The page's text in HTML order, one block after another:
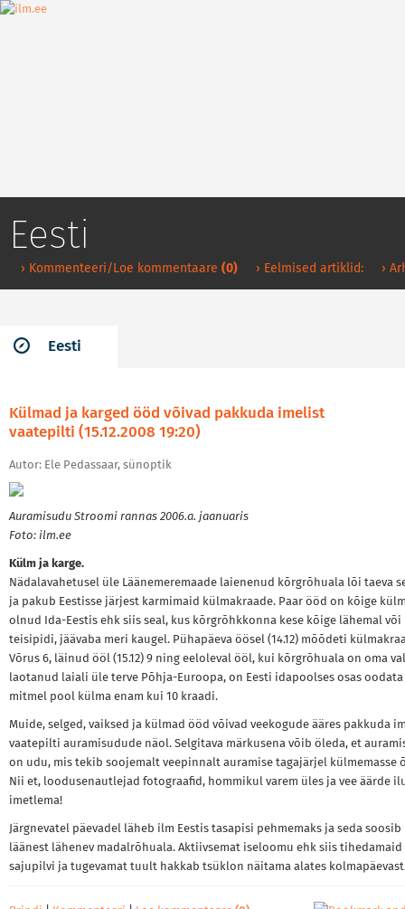
Eesti
› Kommenteeri/Loe kommentaare (0) › Eelmised artiklid: ›
Eesti
Külmad ja karged ööd võivad pakkuda imelist
vaatepilti (15.12.2008 19:20)
Autor: Ele Pedassaar, sünoptik
Auramisudu Stroomi rannas 2006.a. jaanuaris
Foto: ilm.ee
Külm ja karge.
Nädalavahetusel üle Läänemeremaade laienenud kõrgrõhuala lõi taeva
ja pakub Eestisse järjest karmimaid külmakraade. Paar ööd on kõige
olnud Ida-Eestis ehk siis seal, kus kõrgrõhkkonna kese kõige lähemal või
teisipidi, jäävaba meri kaugel. Pühapäeva öösel (14.12) mõõdeti
Võrus 6, läinud ööl (15.12) 9 ning eeloleval ööl, kui kõrgrõhuala on oma
laotanud laiali üle terve Põhja-Euroopa, on Eesti idapoolses osas oodata
mitmel pool külma enam kui 10 kraadi.
Muide, selged, vaiksed ja külmad ööd võivad veekogude ääres pakkuda
vaatepilti auramisudude näol. Selgitava märkusena võib öleda, et
on udu, mis tekib soojemalt veepinnalt auramise tagajärjel külmemasse
Nii et, loodusenautlejad fotograafid, hommikul varem üles ja vee äärde
imetlema!
Järgnevatel päevadel läheb ilm Eestis tasapisi pehmemaks ja seda soosib
läänest lähenev madalrõhuala. Aktiivsemat iseloomu ehk siis tihedamaid
sajupilvi ja tugevamat tuult hakkab tsüklon näitama alates